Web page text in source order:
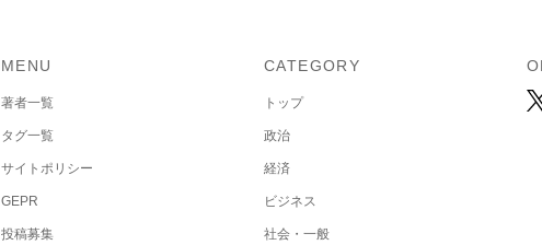
MENU
著者一覧
タグ一覧
サイトポリシー
GEPR
投稿募集
CATEGORY
トップ
政治
経済
ビジネス
社会・一般